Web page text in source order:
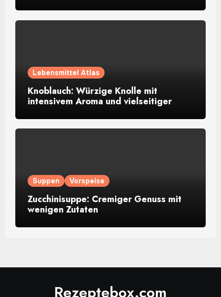
Lebensmittel Atlas
Knoblauch: Würzige Knolle mit
intensivem Aroma und vielseitiger
Suppen Vorspeise
Zucchinisuppe: Cremiger Genuss mit
wenigen Zutaten
Rezeptebox.com